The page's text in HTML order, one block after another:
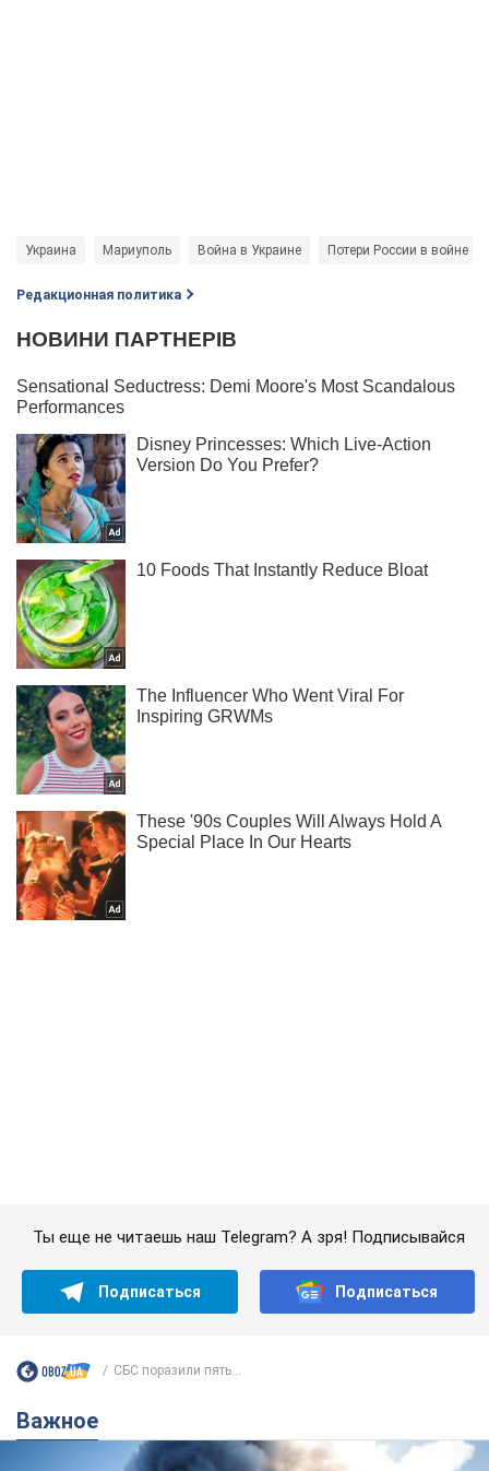
Украина Мариуполь Война в Украине Потери России в войне с
Редакционная политика
"У меня для россиян плохие новости": Селезнев
предположил, чем закончится "война складов"